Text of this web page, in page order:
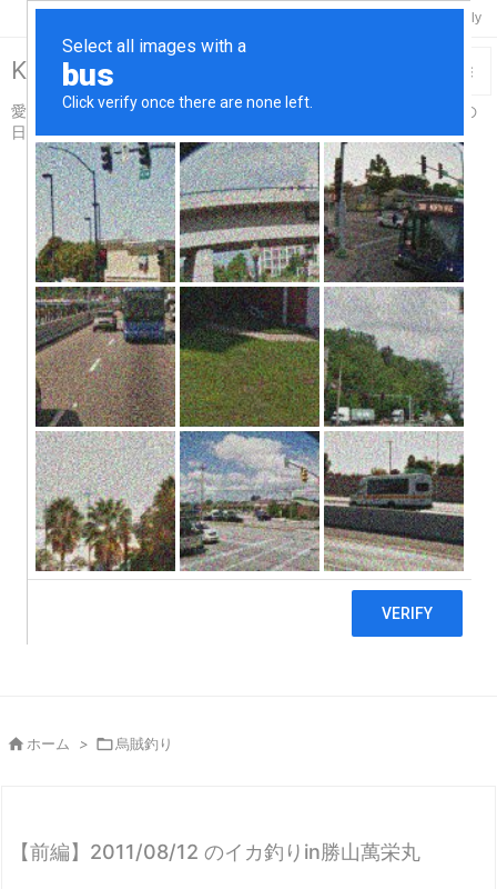
Keisuke-Remix>R18
愛車スカイライン＆コペンと温泉と酒と烏賊釣り触手吸盤プレイの
日々…for Adults仕様


メニュ

サイド

前へ

次へ

検索
Feedly
 ホーム > 烏賊釣り
【前編】2011/08/12 のイカ釣りin勝山萬栄丸